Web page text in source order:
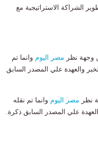
الشراكة الاستراتيجية مع
وجهة نظر مصر اليوم وانما تم
والعهدة علي المصدر السابق
نظر مصر اليوم وانما تم نقله
علي المصدر السابق ذكرة.